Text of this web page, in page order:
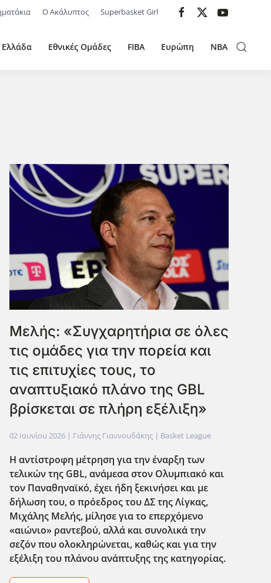
Ο Ακάλυπτος Superbasket Girl
Ελλάδα Εθνικές Ομάδες FIBA Ευρώπη NBA
Μελής: «Συγχαρητήρια σε όλες
τις ομάδες για την πορεία και
τις επιτυχίες τους, το
αναπτυξιακό πλάνο της GBL
βρίσκεται σε πλήρη εξέλιξη»
02 Ιουνίου 2026| Γιάννης Γιαννουδάκης | Basket League
Η αντίστροφη μέτρηση για την έναρξη των
τελικών της GBL, ανάμεσα στον Ολυμπιακό και
τον Παναθηναϊκό, έχει ήδη ξεκινήσει και με
δήλωση του, ο πρόεδρος του ΔΣ της Λίγκας,
Μιχάλης Μελής, μίλησε για το επερχόμενο
«αιώνιο» ραντεβού, αλλά και συνολικά την
σεζόν που ολοκληρώνεται, καθώς και για την
εξέλιξη του πλάνου ανάπτυξης της κατηγορίας.